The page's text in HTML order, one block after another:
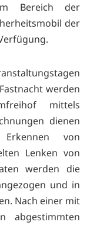
Bereich der
der
werden
mittels
dienen
von
Lenken von
werden die
und in
Nach einer mit
abgestimmten